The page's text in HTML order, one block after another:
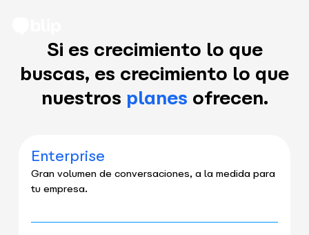
Si es crecimiento lo que
buscas, es crecimiento lo que
nuestros planes ofrecen.
Enterprise
Gran volumen de conversaciones, a la medida para
tu empresa.